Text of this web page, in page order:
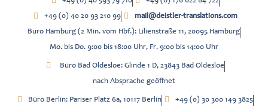
+49 (0) 40 20 93 210 99
mail@deistler-translations.com
Büro Hamburg (2 Min. vom Hbf.): Lilienstraße 11, 20095 Hamburg
Mo. bis Do. 9:00 bis 18:00 Uhr, Fr. 9:00 bis 14:00 Uhr
Büro Bad Oldesloe: Glinde 1 D, 23843 Bad Oldesloe
nach Absprache geöffnet
Büro Berlin: Pariser Platz 6a, 10117 Berlin
+49 (0) 30 300 149 3825